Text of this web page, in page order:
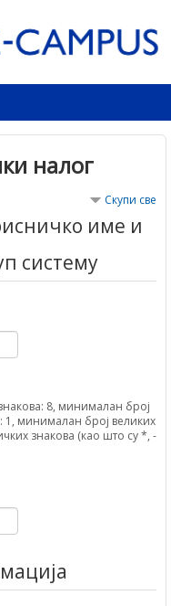
налог
Скупи све
име и
систему
8, минималан број
минималан број великих
знакова (као што су *, -